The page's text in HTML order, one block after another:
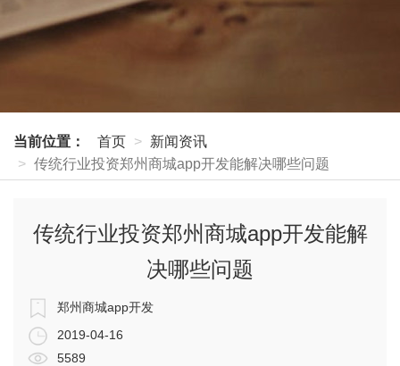
当前位置： 首页
新闻资讯
传统行业投资郑州商城app开发能解决哪些问题
传统行业投资郑州商城app开发能解
决哪些问题
郑州商城app开发
2019-04-16
5589